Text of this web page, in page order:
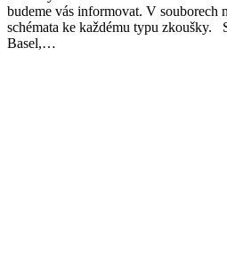
budeme vás informovat. V souborech
schémata ke každému typu
Basel,…